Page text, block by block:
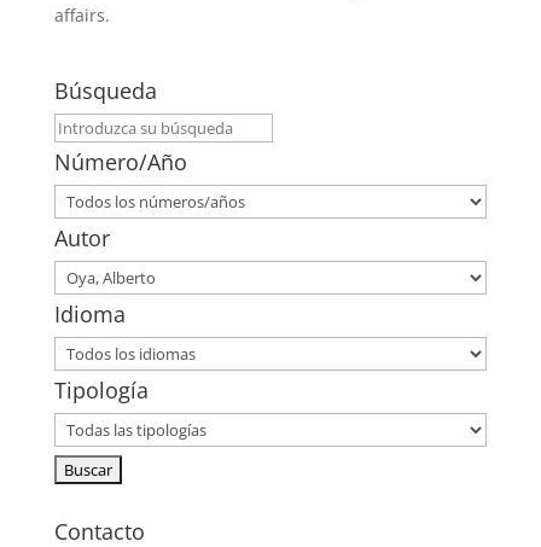
affairs.
Búsqueda
Número/Año
Autor
Idioma
Tipología
Contacto